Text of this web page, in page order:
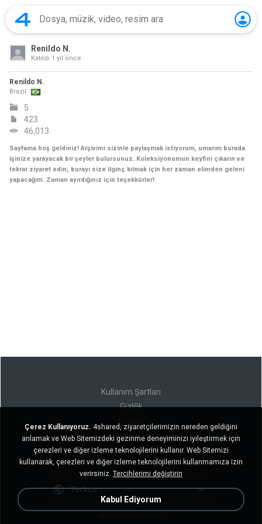
Renildo N.
Katıldı 1 yıl önce
Renildo N.
Brazil
5
423
46,013
Sayfama hoş geldiniz! Arşivimi sizinle paylaşmak istiyorum, umarım burada
işinize yarayacak bir şeyler bulursunuz. Koleksiyonumun keyfini çıkarın ve
tekrar ziyaret edin; burayı size ilginç kılmak için her zaman elimden geleni
yapacağım. Zaman ayırdığınız için teşekkürler!
Kullanım Şartları
Gizlilik
Kişisel bilgilerimi satmayın
Kişisel bilgilerimi paylaşmayın
Türkçe
Çerez Kullanıyoruz. 4shared, ziyaretçilerimizin nereden geldiğini
anlamak ve Web Sitemizdeki gezinme deneyiminizi iyileştirmek için
çerezleri ve diğer izleme teknolojilerini kullanır. Web Sitemizi
kullanarak, çerezleri ve diğer izleme teknolojilerini kullanmamıza izin
verirsiniz. Tercihlerimi değiştirin
Kabul Ediyorum